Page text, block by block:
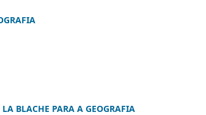
BLACHE PARA A GEOGRAFIA